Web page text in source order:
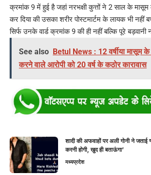
क्रमांक 9 में हुई है जहां नरभक्षी कुत्तों ने 2 साल के
कर दिया की उसका शरीर पोस्टमार्टम के लायक भी नहीं
सिर्फ उनके वार्ड क्रमांक 9 की ही नहीं बल्कि पूरे बड़वानी
See also Betul News : 12 वर्षीया मासूम
करने वाले आरोपी को 20 वर्ष के कठोर कारावास
शादी की अफवाहों पर अली गोनी ने जताई
करनी होगी, खुद ही बताऊंगा’
मध्यप्रदेश